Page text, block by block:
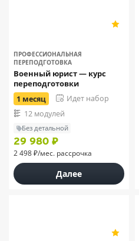
ПРОФЕССИОНАЛЬНАЯ
ПЕРЕПОДГОТОВКА
Военный юрист — курс
переподготовки
1 месяц
Идет набор
12 модулей
Без детальной
29 980 ₽
2 498 ₽/мес. рассрочка
Далее